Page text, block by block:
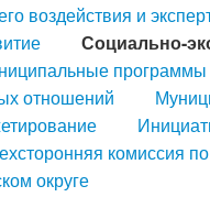
воздействия и
Социально-
программы
отношений
комиссия
округе